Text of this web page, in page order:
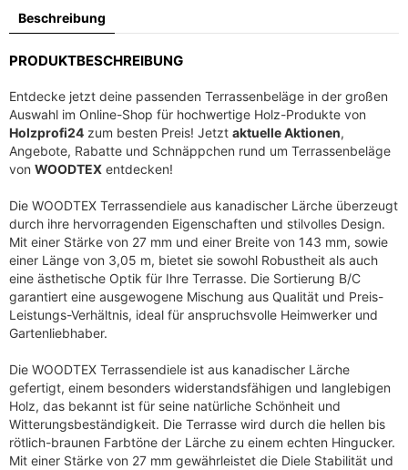
h
r
P
r
e
i
s
a
r
:
2
7
,
4
2
€
s
s
t
1
,
2
7
€
.
Beschreibung
PRODUKTBESCHREIBUNG
Entdecke jetzt deine passenden Terrassenbeläge in der großen
Auswahl im Online-Shop für hochwertige Holz-Produkte von
Holzprofi24 zum besten Preis! Jetzt aktuelle Aktionen,
Angebote, Rabatte und Schnäppchen rund um Terrassenbeläge
von WOODTEX entdecken!
Die WOODTEX Terrassendiele aus kanadischer Lärche überzeugt
durch ihre hervorragenden Eigenschaften und stilvolles Design.
Mit einer Stärke von 27 mm und einer Breite von 143 mm, sowie
einer Länge von 3,05 m, bietet sie sowohl Robustheit als auch
eine ästhetische Optik für Ihre Terrasse. Die Sortierung B/C
garantiert eine ausgewogene Mischung aus Qualität und Preis-
Leistungs-Verhältnis, ideal für anspruchsvolle Heimwerker und
Gartenliebhaber.
Die WOODTEX Terrassendiele ist aus kanadischer Lärche
gefertigt, einem besonders widerstandsfähigen und langlebigen
Holz, das bekannt ist für seine natürliche Schönheit und
Witterungsbeständigkeit. Die Terrasse wird durch die hellen bis
rötlich-braunen Farbtöne der Lärche zu einem echten Hingucker.
Mit einer Stärke von 27 mm gewährleistet die Diele Stabilität und